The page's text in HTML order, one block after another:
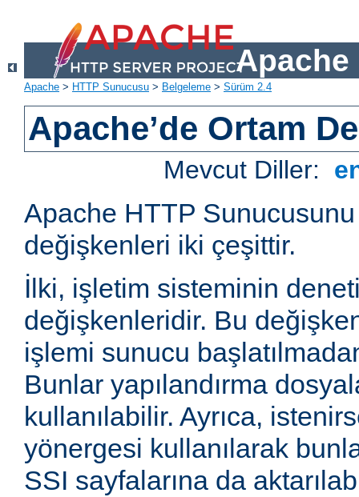
Apache
Apache > HTTP Sunucusu > Belgeleme > Sürüm 2.4
Apache’de Ortam
Mevcut Diller:
Apache HTTP
değişkenleri iki çeşittir.
İlki, işletim sisteminin
değişkenleridir. Bu
işlemi sunucu
Bunlar yapılandırma
kullanılabilir. Ayrıca,
yönergesi kullanılarak
SSI sayfalarına da